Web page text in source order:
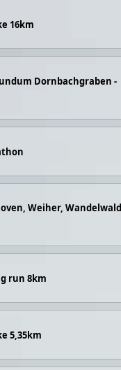
16km
Dornbachgraben -
Weiher, Wandelwald
run 8km
5,35km